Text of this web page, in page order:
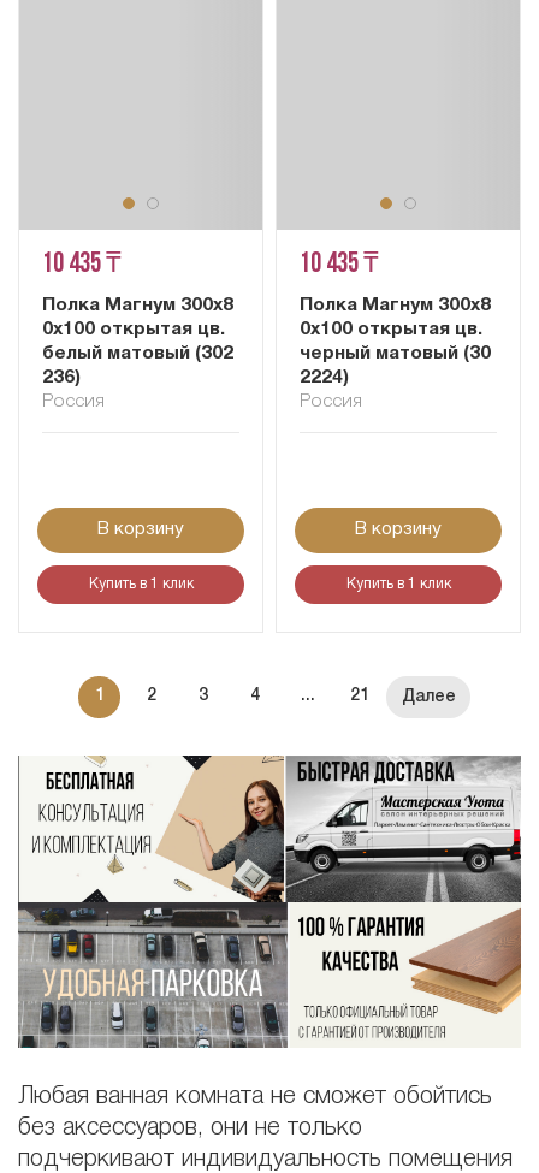
10 435 ₸
Полка Магнум 300х8
0х100 открытая цв.
белый матовый (302
236)
Россия
В корзину
Купить в 1 клик
10 435 ₸
Полка Магнум 300х8
0х100 открытая цв.
черный матовый (30
2224)
Россия
В корзину
Купить в 1 клик
1 2 3 4 ... 21
Любая ванная комната не сможет обойтись
без аксессуаров, они не только
подчеркивают индивидуальность помещения